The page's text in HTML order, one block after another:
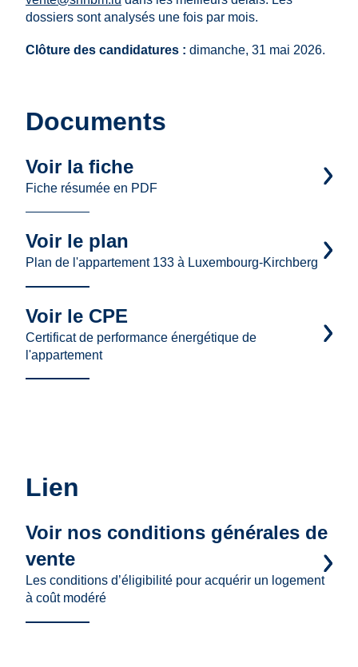
dossiers sont analysés une fois par mois.
Clôture des candidatures : dimanche, 31 mai 2026.
Documents
Voir la fiche
Fiche résumée en PDF
Voir le plan
Plan de l'appartement 133 à Luxembourg-Kirchberg
Voir le CPE
Certificat de performance énergétique de
l'appartement
Lien
Voir nos conditions générales de
vente
Les conditions d’éligibilité pour acquérir un logement
à coût modéré